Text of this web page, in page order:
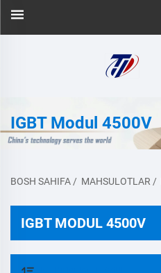
IGBT Modul 4500V
BOSH SAHIFA / MAHSULOTLAR /
IGBT MODUL 4500V